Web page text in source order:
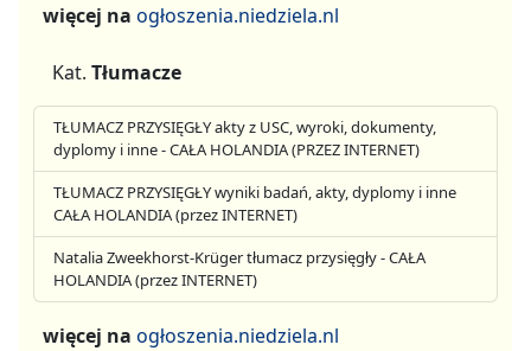
więcej na ogłoszenia.niedziela.nl
Kat. Tłumacze
TŁUMACZ PRZYSIĘGŁY akty z USC, wyroki, dokumenty,
dyplomy i inne - CAŁA HOLANDIA (PRZEZ INTERNET)
TŁUMACZ PRZYSIĘGŁY wyniki badań, akty, dyplomy i inne
CAŁA HOLANDIA (przez INTERNET)
Natalia Zweekhorst-Krüger tłumacz przysięgły - CAŁA
HOLANDIA (przez INTERNET)
więcej na ogłoszenia.niedziela.nl